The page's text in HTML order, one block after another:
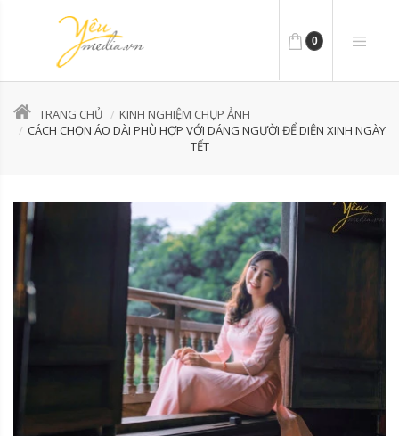
0
TRANG CHỦ
KINH NGHIỆM CHỤP ẢNH
CÁCH CHỌN ÁO DÀI PHÙ HỢP VỚI DÁNG NGƯỜI ĐỂ DIỆN XINH NGÀY
TẾT